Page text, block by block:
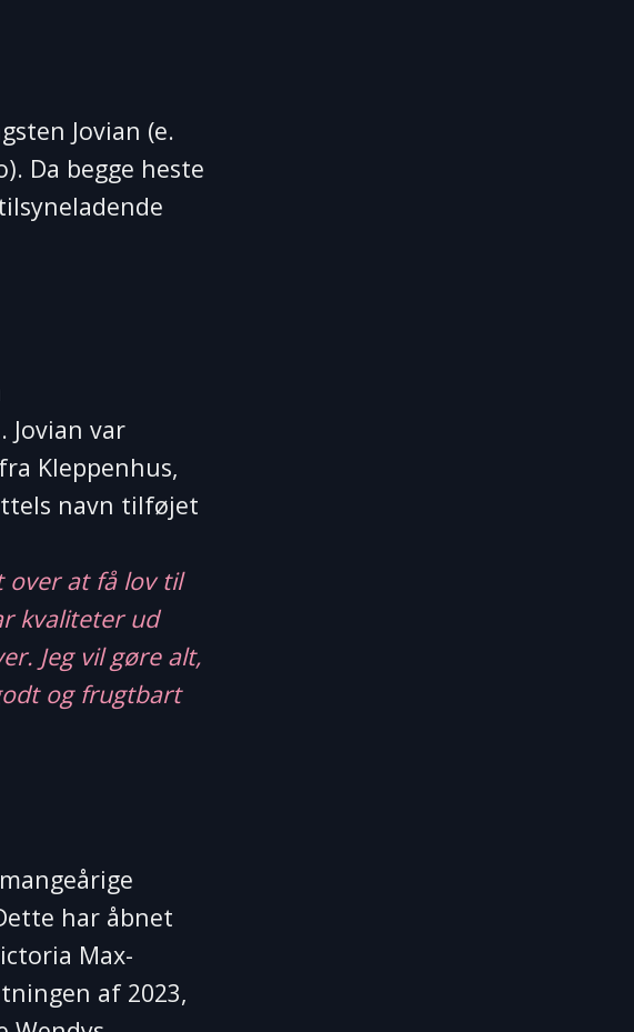
Jovian (e.
Da begge heste
var
Kleppenhus,
navn tilføjet
over at få lov til
kvaliteter ud
Jeg vil gøre alt,
og frugtbart
har åbnet
Max-
af ​​2023,